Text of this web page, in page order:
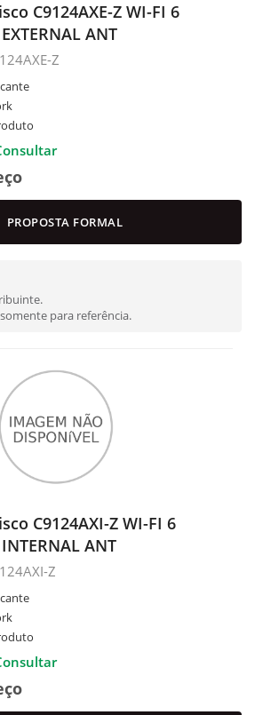
C9124AXE-Z WI-FI 6
ANT
Z
PROPOSTA FORMAL
para referência.
C9124AXI-Z WI-FI 6
ANT
Z